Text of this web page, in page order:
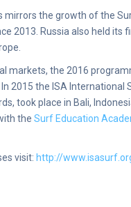
the growth of the
2013. Russia also held its
markets, the 2016
2015 the ISA International
took place in Bali,
the Surf Education
visit: http://